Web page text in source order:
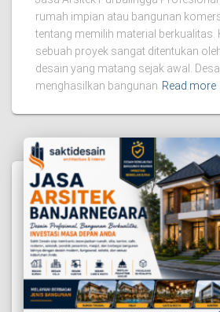
rumah impian atau bangunan
tentang memilih material berkualitas.
sebuah proyek sangat ditentukan
desain yang matang sejak awal.
menghasilkan bangunan Read more